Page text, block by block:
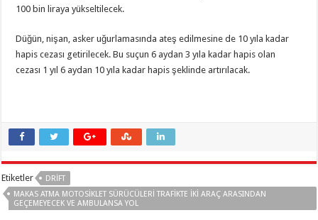
100 bin liraya yükseltilecek.
Düğün, nişan, asker uğurlamasında ateş edilmesine de 10 yıla kadar
hapis cezası getirilecek. Bu suçun 6 aydan 3 yıla kadar hapis olan
cezası 1 yıl 6 aydan 10 yıla kadar hapis şeklinde artırılacak.
Etiketler
DRIFT
MAKAS ATMA MOTOSIKLET SÜRÜCÜLERI TRAFIKTE IKI ARAÇ ARASINDAN
GEÇEMEYECEK VE AMBULANSA YOL